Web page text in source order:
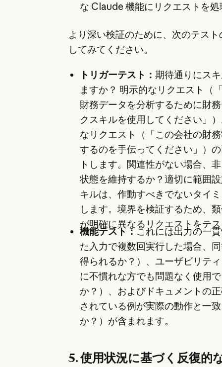
な Claude 機能にリクエストを
より深い検証のために、次のテス
してみてください。
トリガーテスト： 期待通りにス
ますか？ 明示的なリクエスト（
財務データを分析するために財
クスキルを使用してください」
なリクエスト（「この会社の財
するのを手伝ってください」）
トします。関連性がない場合、
状態を維持するか？適切に範囲
キルは、作動すべきでないタイ
します。境界を検証するため、
が明確に異なるリクエストをテ
機能テスト： これには出力の一
た入力で複数回実行した場合、
得られるか？）、ユーザビリテ
に不慣れな方でも問題なく使用
か？）、およびドキュメントの
されている例が実際の動作と一
か？）が含まれます。
5. 使用状況に基づく反復的